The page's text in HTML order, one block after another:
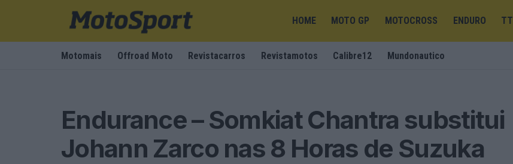
HOME MOTO GP MOTOCROSS ENDURO TT
Motomais Offroad Moto Revistacarros Revistamotos Calibre12 Mundonautico
Endurance – Somkiat Chantra substitui
Johann Zarco nas 8 Horas de Suzuka